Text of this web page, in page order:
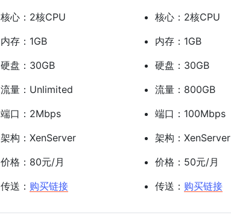
核心：2核CPU
内存：1GB
硬盘：30GB
流量：Unlimited
端口：2Mbps
架构：XenServer
价格：80元/月
传送： 购买链接
核心：2核CPU
内存：1GB
硬盘：30GB
流量：800GB
端口：100Mbps
架构：XenServer
价格：50元/月
传送： 购买链接